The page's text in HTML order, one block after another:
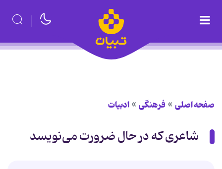
صفحه اصلی فرهنگی ادبیات
شاعری که در حال ضرورت می‌نویسد